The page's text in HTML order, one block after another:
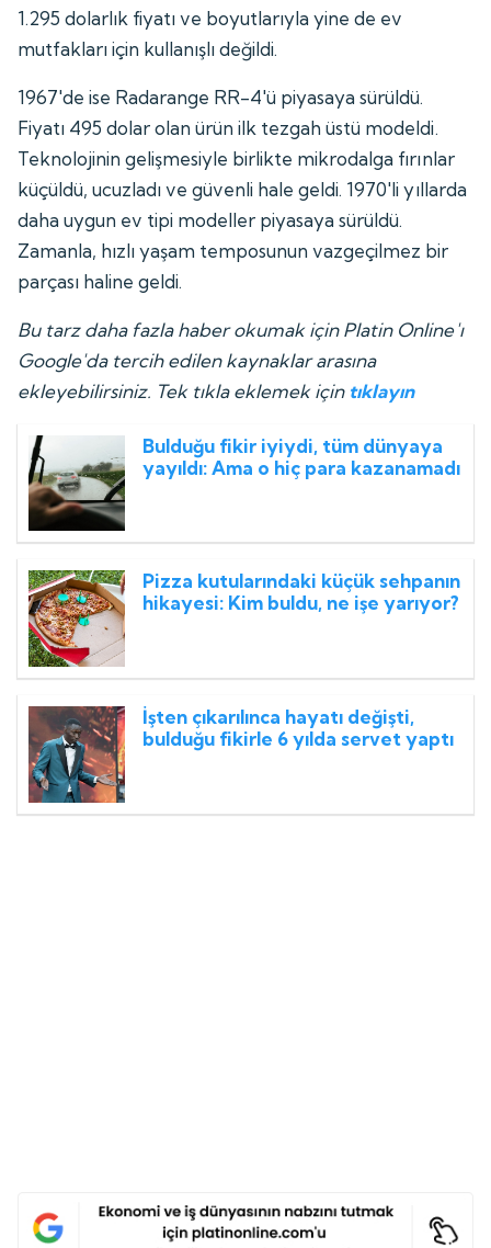
1.295 dolarlık fiyatı ve boyutlarıyla yine de ev
mutfakları için kullanışlı değildi.
1967'de ise Radarange RR-4'ü piyasaya sürüldü.
Fiyatı 495 dolar olan ürün ilk tezgah üstü modeldi.
Teknolojinin gelişmesiyle birlikte mikrodalga fırınlar
küçüldü, ucuzladı ve güvenli hale geldi. 1970'li yıllarda
daha uygun ev tipi modeller piyasaya sürüldü.
Zamanla, hızlı yaşam temposunun vazgeçilmez bir
parçası haline geldi.
Bu tarz daha fazla haber okumak için Platin Online'ı
Google'da tercih edilen kaynaklar arasına
ekleyebilirsiniz. Tek tıkla eklemek için tıklayın
Bulduğu fikir iyiydi, tüm dünyaya
yayıldı: Ama o hiç para kazanamadı
Pizza kutularındaki küçük sehpanın
hikayesi: Kim buldu, ne işe yarıyor?
İşten çıkarılınca hayatı değişti,
bulduğu fikirle 6 yılda servet yaptı